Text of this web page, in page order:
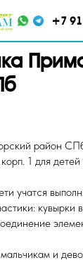
Меркурьева, д. 7
5 этаж
+7
район
1 для детей
учатся
кувырки
и